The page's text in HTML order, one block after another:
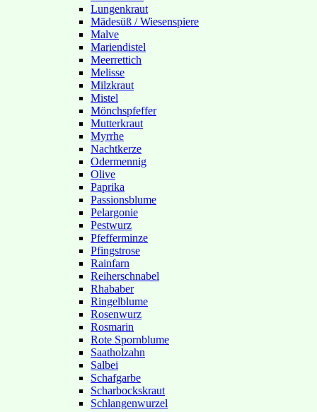
Lungenkraut
Mädesüß / Wiesenspiere
Malve
Mariendistel
Meerrettich
Melisse
Milzkraut
Mistel
Mönchspfeffer
Mutterkraut
Myrrhe
Nachtkerze
Odermennig
Olive
Paprika
Passionsblume
Pelargonie
Pestwurz
Pfefferminze
Pfingstrose
Rainfarn
Reiherschnabel
Rhababer
Ringelblume
Rosenwurz
Rosmarin
Rote Spornblume
Saatholzahn
Salbei
Schafgarbe
Scharbockskraut
Schlangenwurzel